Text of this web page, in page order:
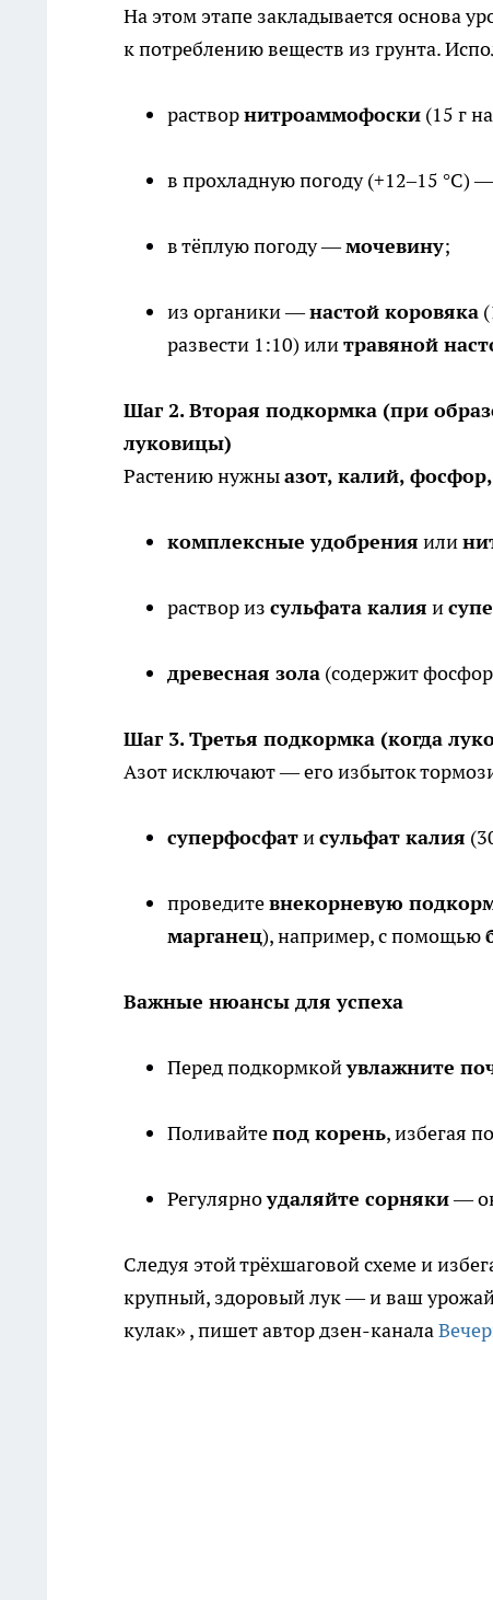
На этом этапе закладывается основа
к потреблению веществ из грунта.
растворнитроаммофоски (15 г
в прохладную погоду (+12–15 °C)
в тёплую погоду —мочевину;
из органики —настой коровяка
развести 1:10) илитравяной
Шаг 2. Вторая подкормка (при
луковицы)
Растению нужныазот, калий,
комплексные удобрения или
раствор из сульфата калия и
древесная зола (содержит
Шаг 3. Третья подкормка (когда
Азот исключают — его избыток
суперфосфатисульфат калия
проведитевнекорневую
марганец), например, с помощью
Важные нюансы для успеха
Перед подкормкойувлажните
Поливайтепод корень, избегая
Регулярноудаляйте сорняки—
Следуя этой трёхшаговой схеме и
крупный, здоровый лук — и ваш урожай
кулак» , пишет автор дзен-канала